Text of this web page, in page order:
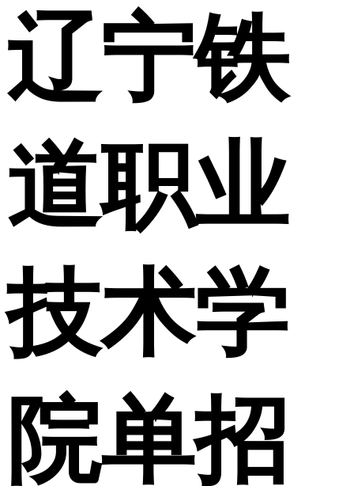
辽宁铁
道职业
技术学
院单招